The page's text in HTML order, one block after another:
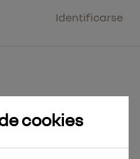
Identificarse
14x310
cookies